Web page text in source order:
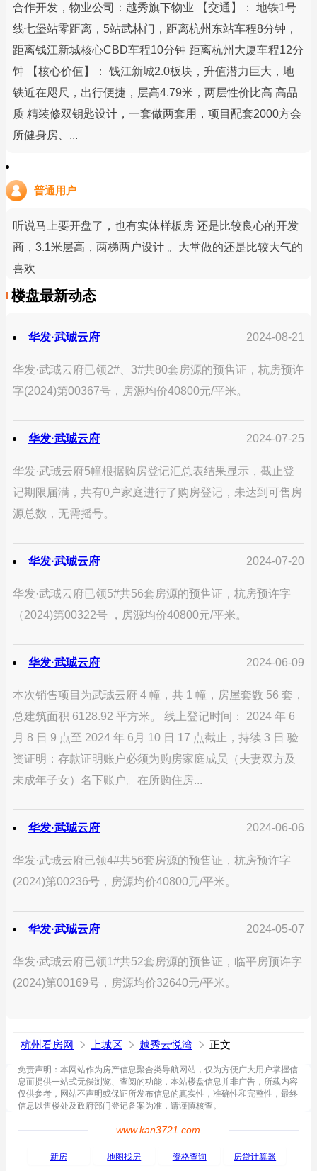
合作开发，物业公司：越秀旗下物业 【交通】： 地铁1号
线七堡站零距离，5站武林门，距离杭州东站车程8分钟，
距离钱江新城核心CBD车程10分钟 距离杭州大厦车程12分
钟 【核心价值】： 钱江新城2.0板块，升值潜力巨大，地
铁近在咫尺，出行便捷，层高4.79米，两层性价比高 高品
质 精装修双钥匙设计，一套做两套用，项目配套2000方会
所健身房、...
普通用户
听说马上要开盘了，也有实体样板房 还是比较良心的开发
商，3.1米层高，两梯两户设计 。大堂做的还是比较大气的
喜欢
楼盘最新动态
华发·武珹云府 2024-08-21
华发·武珹云府已领2#、3#共80套房源的预售证，杭房预许
字(2024)第00367号，房源均价40800元/平米。
华发·武珹云府 2024-07-25
华发·武珹云府5幢根据购房登记汇总表结果显示，截止登
记期限届满，共有0户家庭进行了购房登记，未达到可售房
源总数，无需摇号。
华发·武珹云府 2024-07-20
华发·武珹云府已领5#共56套房源的预售证，杭房预许字
（2024)第00322号 ，房源均价40800元/平米。
华发·武珹云府 2024-06-09
本次销售项目为武珹云府 4 幢，共 1 幢，房屋套数 56 套，
总建筑面积 6128.92 平方米。 线上登记时间： 2024 年 6
月 8 日 9 点至 2024 年 6月 10 日 17 点截止，持续 3 日 验
资证明：存款证明账户必须为购房家庭成员（夫妻双方及
未成年子女）名下账户。在所购住房...
华发·武珹云府 2024-06-06
华发·武珹云府已领4#共56套房源的预售证，杭房预许字
(2024)第00236号，房源均价40800元/平米。
华发·武珹云府 2024-05-07
华发·武珹云府已领1#共52套房源的预售证，临平房预许字
(2024)第00169号，房源均价32640元/平米。
杭州看房网 上城区 越秀云悦湾 正文
免责声明：本网站作为房产信息聚合类导航网站，仅为方便广大用户掌握信
息而提供一站式无偿浏览、查阅的功能，本站楼盘信息并非广告，所载内容
仅供参考，网站不声明或保证所发布信息的真实性，准确性和完整性，最终
信息以售楼处及政府部门登记备案为准，请谨慎核查。
www.kan3721.com
新房 地图找房 资格查询 房贷计算器